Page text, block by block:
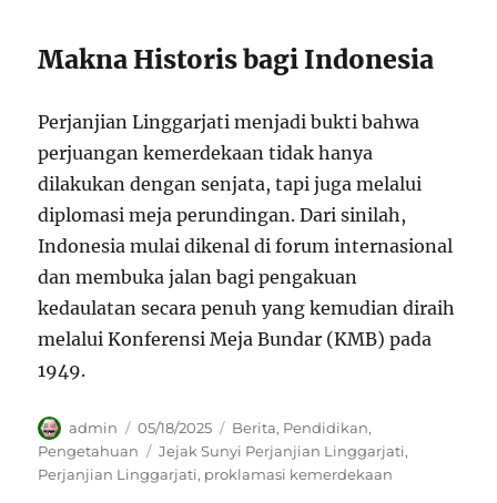
Makna Historis bagi Indonesia
Perjanjian Linggarjati menjadi bukti bahwa
perjuangan kemerdekaan tidak hanya
dilakukan dengan senjata, tapi juga melalui
diplomasi meja perundingan. Dari sinilah,
Indonesia mulai dikenal di forum internasional
dan membuka jalan bagi pengakuan
kedaulatan secara penuh yang kemudian diraih
melalui Konferensi Meja Bundar (KMB) pada
1949.
Author
admin
Posted
on
05/18/2025 Categories
Berita, Pendidikan,
Pengetahuan
Tags
Jejak Sunyi Perjanjian Linggarjati,
Perjanjian Linggarjati, proklamasi kemerdekaan